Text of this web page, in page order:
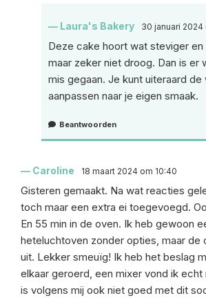
Laura's Bakery 30 januari 2024
Deze cake hoort wat steviger
maar zeker niet droog. Dan is er
mis gegaan. Je kunt uiteraard de
aanpassen naar je eigen smaak.
Beantwoorden
Caroline 18 maart 2024 om 10:40
Gisteren gemaakt. Na wat reacties
toch maar een extra ei toegevoegd.
En 55 min in de oven. Ik heb gewoon
heteluchtoven zonder opties, maar de
uit. Lekker smeuïg! Ik heb het beslag
elkaar geroerd, een mixer vond ik
is volgens mij ook niet goed met dit